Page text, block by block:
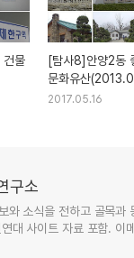
건물
[탐사8]안양2동
문화유산
2017.05.16
구소
와 소식을 전하고 골목
연대 사이트 자료 포함.